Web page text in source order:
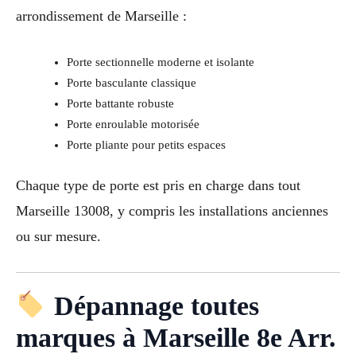
arrondissement de Marseille :
Porte sectionnelle moderne et isolante
Porte basculante classique
Porte battante robuste
Porte enroulable motorisée
Porte pliante pour petits espaces
Chaque type de porte est pris en charge dans tout
Marseille 13008, y compris les installations anciennes
ou sur mesure.
Dépannage toutes
marques à Marseille 8e Arr.